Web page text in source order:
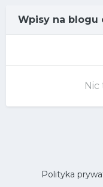
Wpisy na blogu
Nic
Polityka